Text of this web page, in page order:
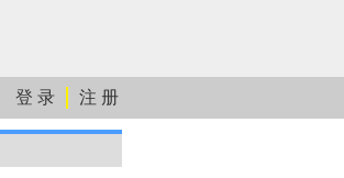
登 录 注 册